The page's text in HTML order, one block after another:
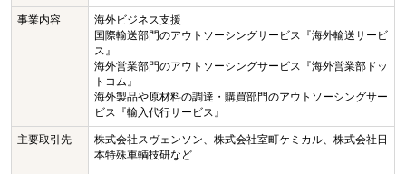
事業内容
海外ビジネス支援
国際輸送部門のアウトソーシングサービス『海外輸送サービ
ス』
海外営業部門のアウトソーシングサービス『海外営業部ドッ
トコム』
海外製品や原材料の調達・購買部門のアウトソーシングサー
ビス『輸入代行サービス』
主要取引先
株式会社スヴェンソン、株式会社室町ケミカル、株式会社日
本特殊車輌技研など